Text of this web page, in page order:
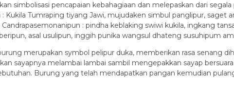
simbolisasi pencapaian kebahagiaan dan melepaskan dari
Kukila Tumraping tiyang Jawi, mujudaken simbul panglipur, saget
: pindha keblaking swiwi kukila, ingkang
asal usulipun, inggih punika wangsul dhateng susuhipum
merupakan symbol pelipur duka, memberikan rasa senang
sayapnya melambai lambai sambil mengepakkan sayap
Burung yang telah mendapatkan pangan kemudian